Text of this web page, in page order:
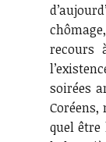
recours
soirées
quel